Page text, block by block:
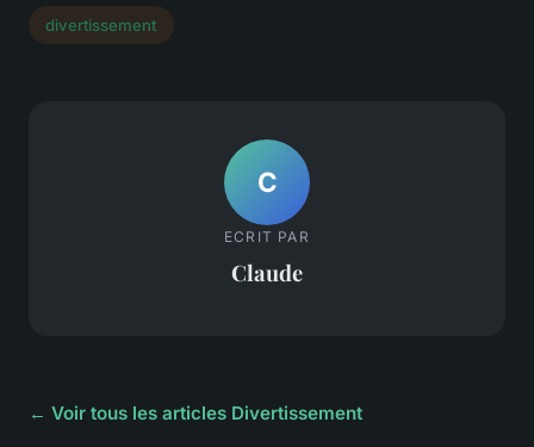
divertissement
C
ECRIT PAR
Claude
← Voir tous les articles Divertissement